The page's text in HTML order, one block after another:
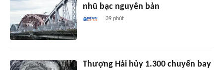
nhũ bạc nguyên bản
39 phút
Thượng Hải hủy 1.300 chuyến bay